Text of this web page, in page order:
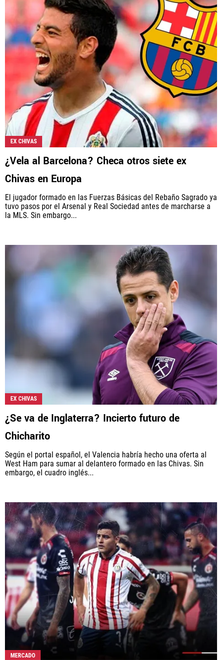
EX CHIVAS
¿Vela al Barcelona? Checa otros siete ex
Chivas en Europa
El jugador formado en las Fuerzas Básicas del Rebaño Sagrado ya
tuvo pasos por el Arsenal y Real Sociedad antes de marcharse a
la MLS. Sin embargo...
EX CHIVAS
¿Se va de Inglaterra? Incierto futuro de
Chicharito
Según el portal español, el Valencia habría hecho una oferta al
West Ham para sumar al delantero formado en las Chivas. Sin
embargo, el cuadro inglés...
MERCADO